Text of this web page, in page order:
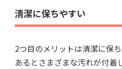
清潔に保ちやすい
2つ目のメリットは清潔に保
あるとさまざまな汚れが付着